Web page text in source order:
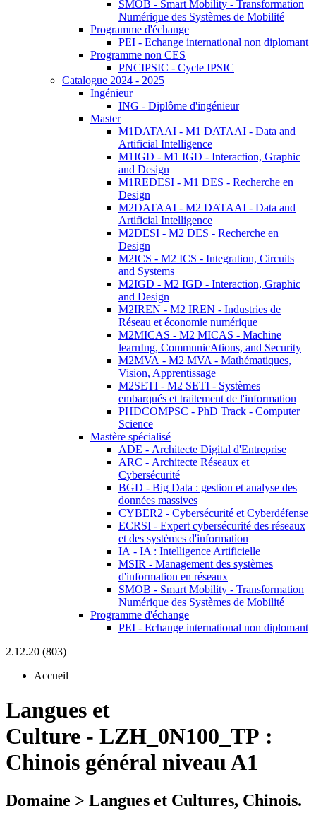
SMOB - Smart Mobility - Transformation
Numérique des Systèmes de Mobilité
Programme d'échange
PEI - Echange international non diplomant
Programme non CES
PNCIPSIC - Cycle IPSIC
Catalogue 2024 - 2025
Ingénieur
ING - Diplôme d'ingénieur
Master
M1DATAAI - M1 DATAAI - Data and
Artificial Intelligence
M1IGD - M1 IGD - Interaction, Graphic
and Design
M1REDESI - M1 DES - Recherche en
Design
M2DATAAI - M2 DATAAI - Data and
Artificial Intelligence
M2DESI - M2 DES - Recherche en
Design
M2ICS - M2 ICS - Integration, Circuits
and Systems
M2IGD - M2 IGD - Interaction, Graphic
and Design
M2IREN - M2 IREN - Industries de
Réseau et économie numérique
M2MICAS - M2 MICAS - Machine
learnIng, CommunicAtions, and Security
M2MVA - M2 MVA - Mathématiques,
Vision, Apprentissage
M2SETI - M2 SETI - Systèmes
embarqués et traitement de l'information
PHDCOMPSC - PhD Track - Computer
Science
Mastère spécialisé
ADE - Architecte Digital d'Entreprise
ARC - Architecte Réseaux et
Cybersécurité
BGD - Big Data : gestion et analyse des
données massives
CYBER2 - Cybersécurité et Cyberdéfense
ECRSI - Expert cybersécurité des réseaux
et des systèmes d'information
IA - IA : Intelligence Artificielle
MSIR - Management des systèmes
d'information en réseaux
SMOB - Smart Mobility - Transformation
Numérique des Systèmes de Mobilité
Programme d'échange
PEI - Echange international non diplomant
2.12.20 (803)
Accueil
Langues et
Culture - LZH_0N100_TP :
Chinois général niveau A1
Domaine > Langues et Cultures, Chinois.